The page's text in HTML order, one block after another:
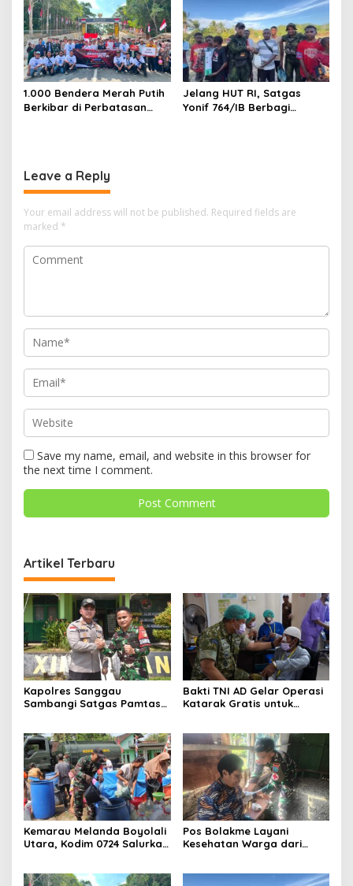
1.000 Bendera Merah Putih
Berkibar di Perbatasan
Jelang HUT RI, Satgas
Yonif 764/IB Berbagi
Leave a Reply
Your email address will not be published. Required fields are
marked *
Save my name, email, and website in this browser for
the next time I comment.
Artikel Terbaru
Kapolres Sanggau
Sambangi Satgas Pamtas
di Perbatasan
Bakti TNI AD Gelar Operasi
Katarak Gratis untuk
Kemarau Melanda Boyolali
Utara, Kodim 0724 Salurkan
Pos Bolakme Layani
Kesehatan Warga dari